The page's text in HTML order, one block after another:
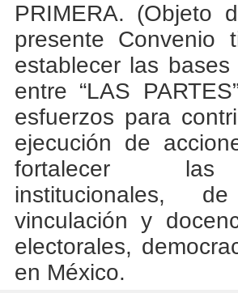
PRIMERA. (Objeto
presente Convenio
establecer las
entre “LAS
esfuerzos para
ejecución de
fortalecer las
institucionales,
vinculación y
electorales,
en México.